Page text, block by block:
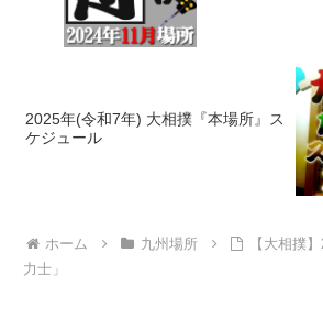
2025年(令和7年) 大相撲『本場所』ス
ケジュール
ホーム 九州場所
【大相撲
力士」